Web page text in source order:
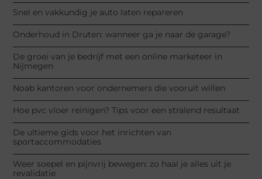
Snel en vakkundig je auto laten repareren
Onderhoud in Druten: wanneer ga je naar de garage?
De groei van je bedrijf met een online marketeer in
Nijmegen
Noab kantoren voor ondernemers die vooruit willen
Hoe pvc vloer reinigen? Tips voor een stralend resultaat
De ultieme gids voor het inrichten van
sportaccommodaties
Weer soepel en pijnvrij bewegen: zo haal je alles uit je
revalidatie